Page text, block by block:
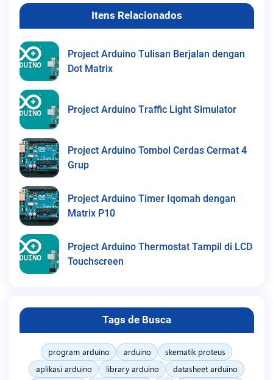
Itens Relacionados
Project Arduino Tulisan Berjalan dengan
Dot Matrix
Project Arduino Traffic Light Simulator
Project Arduino Tombol Cerdas Cermat 4
Grup
Project Arduino Timer Iqomah dengan
Matrix P10
Project Arduino Thermostat Tampil di LCD
Touchscreen
Tags de Busca
program arduino arduino
skematik proteus
aplikasi arduino
library arduino
datasheet arduino